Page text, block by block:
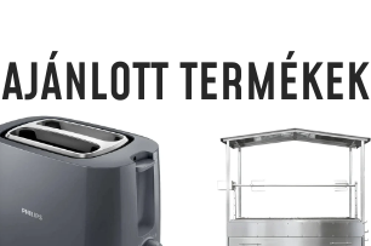
AJÁNLOTT TERMÉKEK